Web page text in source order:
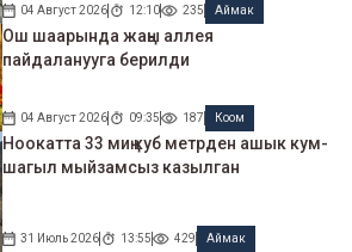
04 Август 2026 12:10 235 Аймак
Ош шаарында жаңы аллея
пайдаланууга берилди
04 Август 2026 09:35 187 Коом
Ноокатта 33 миң куб метрден ашык кум-
шагыл мыйзамсыз казылган
31 Июль 2026 13:55 429 Аймак